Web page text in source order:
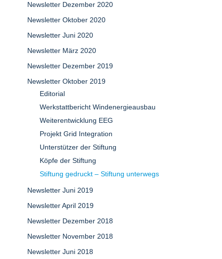
Newsletter Dezember 2020
Newsletter Oktober 2020
Newsletter Juni 2020
Newsletter März 2020
Newsletter Dezember 2019
Newsletter Oktober 2019
Editorial
Werkstattbericht Windenergieausbau
Weiterentwicklung EEG
Projekt Grid Integration
Unterstützer der Stiftung
Köpfe der Stiftung
Stiftung gedruckt – Stiftung unterwegs
Newsletter Juni 2019
Newsletter April 2019
Newsletter Dezember 2018
Newsletter November 2018
Newsletter Juni 2018